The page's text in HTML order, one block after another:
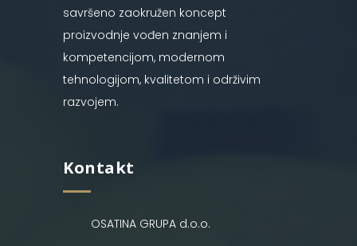
savršeno zaokružen koncept
proizvodnje vođen znanjem i
kompetencijom, modernom
tehnologijom, kvalitetom i održivim
razvojem.
Kontakt
OSATINA GRUPA d.o.o.